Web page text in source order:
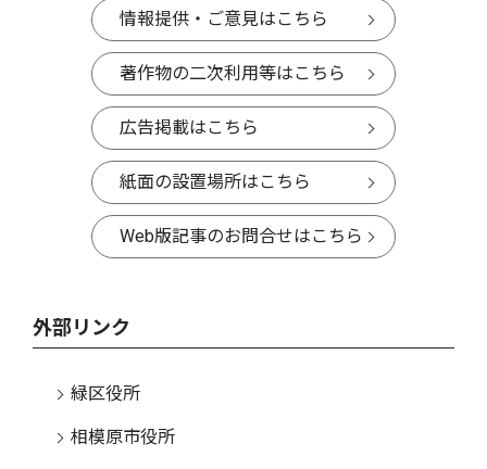
情報提供・ご意見はこちら
著作物の二次利用等はこちら
広告掲載はこちら
紙面の設置場所はこちら
Web版記事のお問合せはこちら
外部リンク
緑区役所
相模原市役所